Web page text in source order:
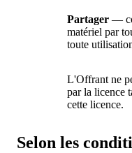
Partager —
matériel par
toute
L'Offrant ne
par la licence
cette licence.
Selon les